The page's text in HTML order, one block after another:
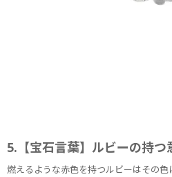
5.【宝石言葉】ルビーの持つ
燃えるような赤色を持つルビーはその